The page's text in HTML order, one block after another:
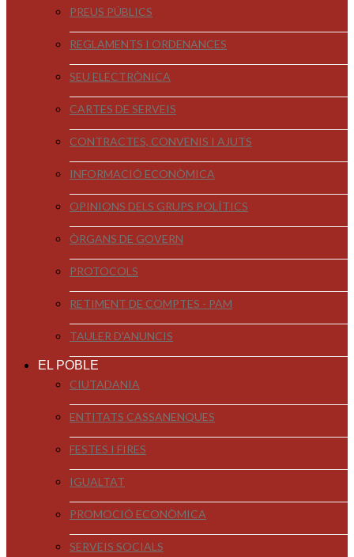
PREUS PÚBLICS
REGLAMENTS I ORDENANCES
SEU ELECTRÒNICA
CARTES DE SERVEIS
CONTRACTES, CONVENIS I AJUTS
INFORMACIÓ ECONÒMICA
OPINIONS DELS GRUPS POLÍTICS
ÒRGANS DE GOVERN
PROTOCOLS
RETIMENT DE COMPTES - PAM
TAULER D'ANUNCIS
EL POBLE
CIUTADANIA
ENTITATS CASSANENQUES
FESTES I FIRES
IGUALTAT
PROMOCIÓ ECONÒMICA
SERVEIS SOCIALS